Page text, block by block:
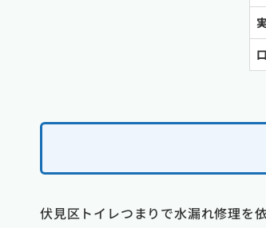
伏見区トイレつまりで水漏れ修理を